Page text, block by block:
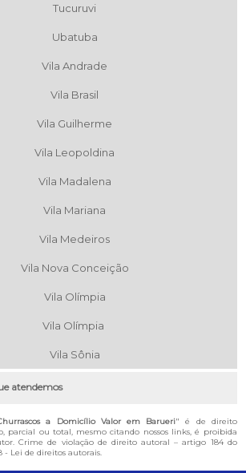
Tucuruvi
Ubatuba
Vila Andrade
Vila Brasil
Vila Guilherme
Vila Leopoldina
Vila Madalena
Vila Mariana
Vila Medeiros
Vila Nova Conceição
Vila Olímpia
Vila Olímpia
Vila Sônia
atendemos
a Domicílio Valor em Barueri" é de direito
parcial ou total, mesmo citando nossos links, é proibida
Crime de violação de direito autoral – artigo 184 do
- Lei de direitos autorais.